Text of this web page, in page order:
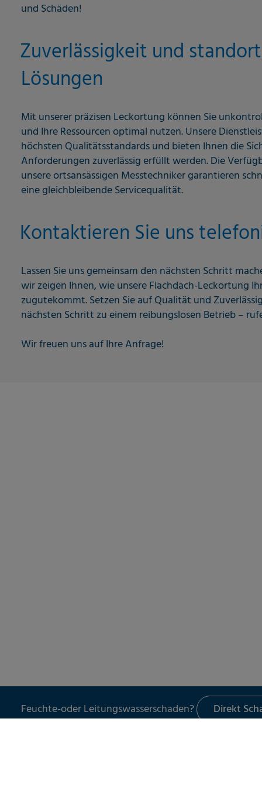
und Schäden!
Zuverlässigkeit und
Lösungen
Mit unserer präzisen Leckortung können Sie
und Ihre Ressourcen optimal nutzen. Unsere
höchsten Qualitätsstandards und bieten Ihnen die
Anforderungen zuverlässig erfüllt werden. Die
unsere ortsansässigen Messtechniker garantieren
eine gleichbleibende Servicequalität.
Kontaktieren Sie uns
Lassen Sie uns gemeinsam den nächsten Schritt
wir zeigen Ihnen, wie unsere Flachdach-Leckortung
zugutekommt. Setzen Sie auf Qualität und
nächsten Schritt zu einem reibungslosen Betrieb –
Wir freuen uns auf Ihre Anfrage!
Feuchte-oder Leitungswasserschaden? Direkt